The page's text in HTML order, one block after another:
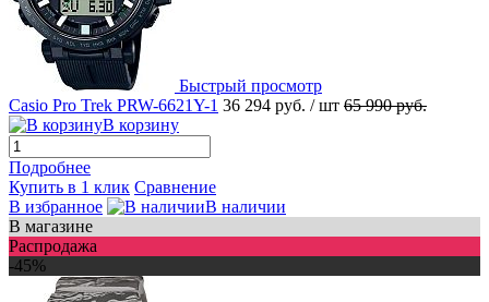
Быстрый просмотр
Casio Pro Trek PRW-6621Y-1 36 294 руб. / шт 65 990 руб.
В корзину
Подробнее
Купить в 1 клик Сравнение
В избранное
В наличии
В магазине
Распродажа
-45%